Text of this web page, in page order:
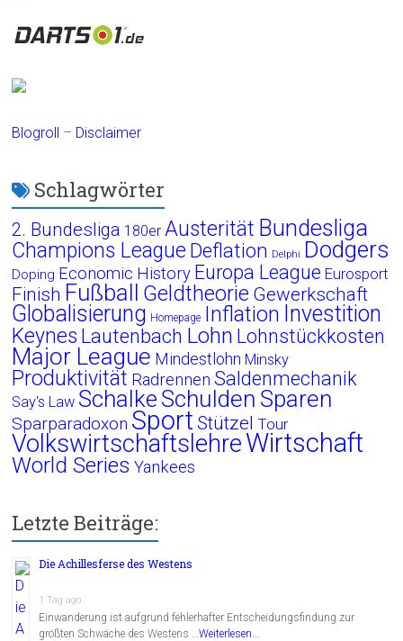
Blogroll – Disclaimer
Schlagwörter
2. Bundesliga 180er Austerität Bundesliga
Champions League Deflation Delphi Dodgers
Doping Economic History Europa League Eurosport
Finish Fußball Geldtheorie Gewerkschaft
Globalisierung Homepage Inflation Investition
Keynes Lautenbach Lohn Lohnstückkosten
Major League Mindestlohn Minsky
Produktivität Radrennen Saldenmechanik
Say's Law Schalke Schulden Sparen
Sparparadoxon Sport Stützel Tour
VolkswirtschaftslehreWirtschaft
World Series Yankees
Letzte Beiträge:
Die Achillesferse des Westens
1 Tag ago
Einwanderung ist aufgrund fehlerhafter Entscheidungsfindung zur
größten Schwäche des Westens …Weiterlesen...